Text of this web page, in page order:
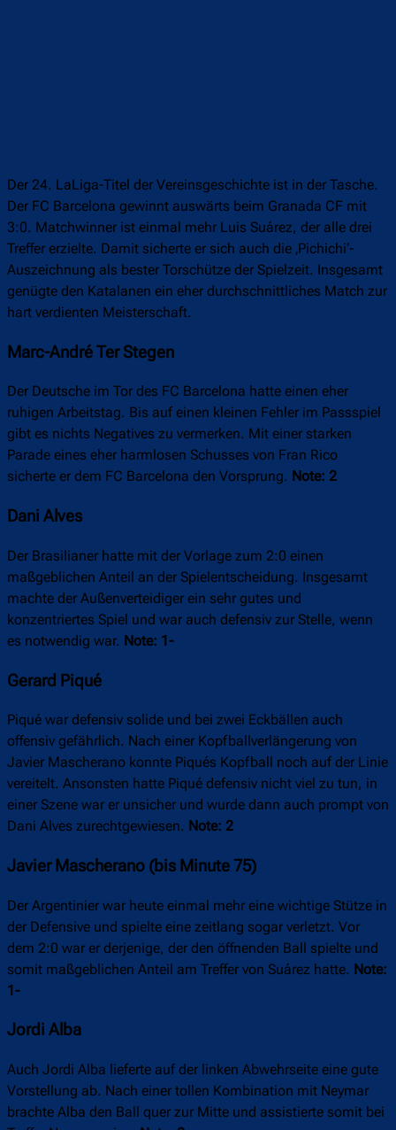
Der 24. LaLiga-Titel der Vereinsgeschichte ist in der Tasche.
Der FC Barcelona gewinnt auswärts beim Granada CF mit
3:0. Matchwinner ist einmal mehr Luis Suárez, der alle drei
Treffer erzielte. Damit sicherte er sich auch die ‚Pichichi‘-
Auszeichnung als bester Torschütze der Spielzeit. Insgesamt
genügte den Katalanen ein eher durchschnittliches Match zur
hart verdienten Meisterschaft.
Marc-André Ter Stegen
Der Deutsche im Tor des FC Barcelona hatte einen eher
ruhigen Arbeitstag. Bis auf einen kleinen Fehler im Passspiel
gibt es nichts Negatives zu vermerken. Mit einer starken
Parade eines eher harmlosen Schusses von Fran Rico
sicherte er dem FC Barcelona den Vorsprung. Note: 2
Dani Alves
Der Brasilianer hatte mit der Vorlage zum 2:0 einen
maßgeblichen Anteil an der Spielentscheidung. Insgesamt
machte der Außenverteidiger ein sehr gutes und
konzentriertes Spiel und war auch defensiv zur Stelle, wenn
es notwendig war. Note: 1-
Gerard Piqué
Piqué war defensiv solide und bei zwei Eckbällen auch
offensiv gefährlich. Nach einer Kopfballverlängerung von
Javier Mascherano konnte Piqués Kopfball noch auf der Linie
vereitelt. Ansonsten hatte Piqué defensiv nicht viel zu tun, in
einer Szene war er unsicher und wurde dann auch prompt von
Dani Alves zurechtgewiesen. Note: 2
Javier Mascherano (bis Minute 75)
Der Argentinier war heute einmal mehr eine wichtige Stütze in
der Defensive und spielte eine zeitlang sogar verletzt. Vor
dem 2:0 war er derjenige, der den öffnenden Ball spielte und
somit maßgeblichen Anteil am Treffer von Suárez hatte. Note:
1-
Jordi Alba
Auch Jordi Alba lieferte auf der linken Abwehrseite eine gute
Vorstellung ab. Nach einer tollen Kombination mit Neymar
brachte Alba den Ball quer zur Mitte und assistierte somit bei